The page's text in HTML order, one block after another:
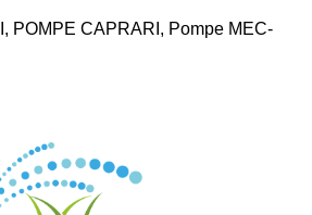
, POMPE CAPRARI , Pompe MEC-